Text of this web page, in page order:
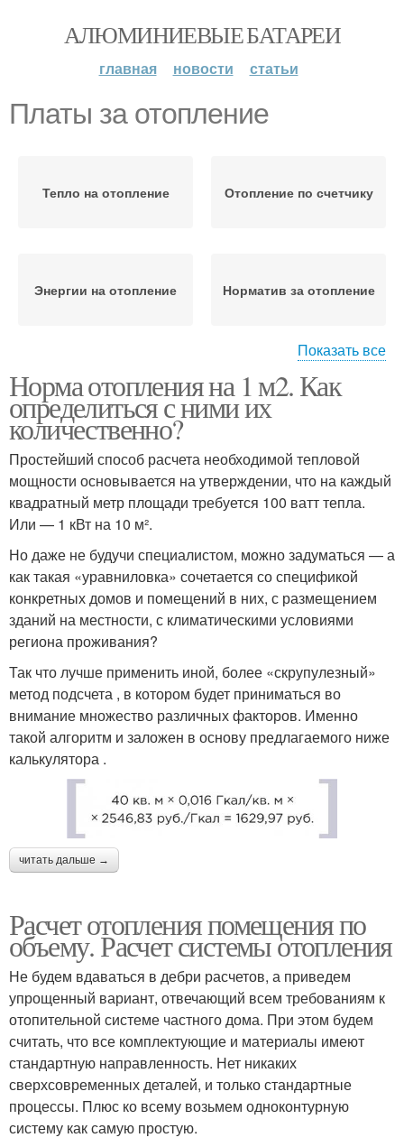
АЛЮМИНИЕВЫЕ БАТАРЕИ
главная новости статьи
Платы за отопление
Тепло на отопление Отопление по счетчику
Энергии на отопление Норматив за отопление
квадратный метр
Отопления по площади
Показать все
Норма отопления на 1 м2. Как
определиться с ними их
количественно?
Простейший способ расчета необходимой тепловой
мощности основывается на утверждении, что на каждый
квадратный метр площади требуется 100 ватт тепла.
Или — 1 кВт на 10 м².
Но даже не будучи специалистом, можно задуматься — а
как такая «уравниловка» сочетается со спецификой
конкретных домов и помещений в них, с размещением
зданий на местности, с климатическими условиями
региона проживания?
Так что лучше применить иной, более «скрупулезный»
метод подсчета , в котором будет приниматься во
внимание множество различных факторов. Именно
такой алгоритм и заложен в основу предлагаемого ниже
калькулятора .
читать дальше →
Расчет отопления помещения по
объему. Расчет системы отопления
Не будем вдаваться в дебри расчетов, а приведем
упрощенный вариант, отвечающий всем требованиям к
отопительной системе частного дома. При этом будем
считать, что все комплектующие и материалы имеют
стандартную направленность. Нет никаких
сверхсовременных деталей, и только стандартные
процессы. Плюс ко всему возьмем одноконтурную
систему как самую простую.